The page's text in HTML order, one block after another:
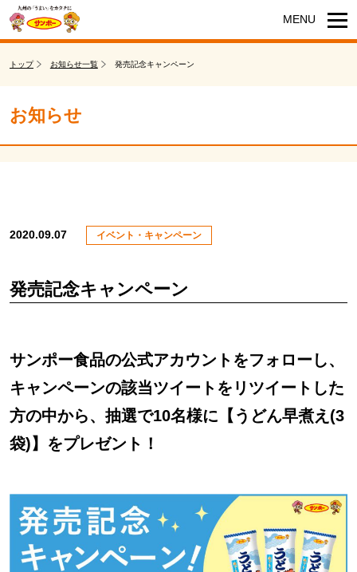
トップ お知らせ一覧 発売記念キャンペーン
お知らせ
2020.09.07 イベント・キャンペーン
発売記念キャンペーン
サンポー食品の公式アカウントをフォローし、
キャンペーンの該当ツイートをリツイートした
方の中から、抽選で10名様に【うどん早煮え(3
袋)】をプレゼント！